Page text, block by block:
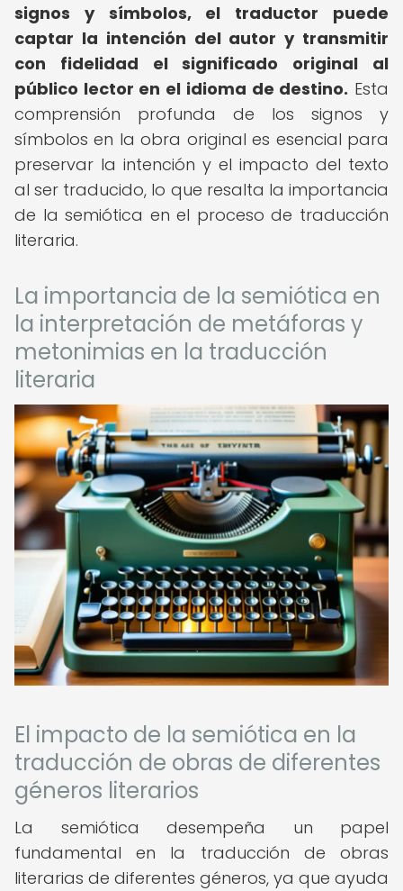
signos y símbolos, el traductor puede
captar la intención del autor y transmitir
con fidelidad el significado original al
público lector en el idioma de destino. Esta
comprensión profunda de los signos y
símbolos en la obra original es esencial para
preservar la intención y el impacto del texto
al ser traducido, lo que resalta la importancia
de la semiótica en el proceso de traducción
literaria.
La importancia de la semiótica en
la interpretación de metáforas y
metonimias en la traducción
literaria
El impacto de la semiótica en la
traducción de obras de diferentes
géneros literarios
La semiótica desempeña un papel
fundamental en la traducción de obras
literarias de diferentes géneros, ya que ayuda